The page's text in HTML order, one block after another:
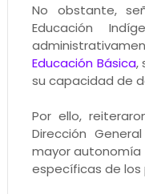
No obstante,
Educación
Educación Básica,
su capacidad de
Por ello,
Dirección
mayor autonomía
específicas de los